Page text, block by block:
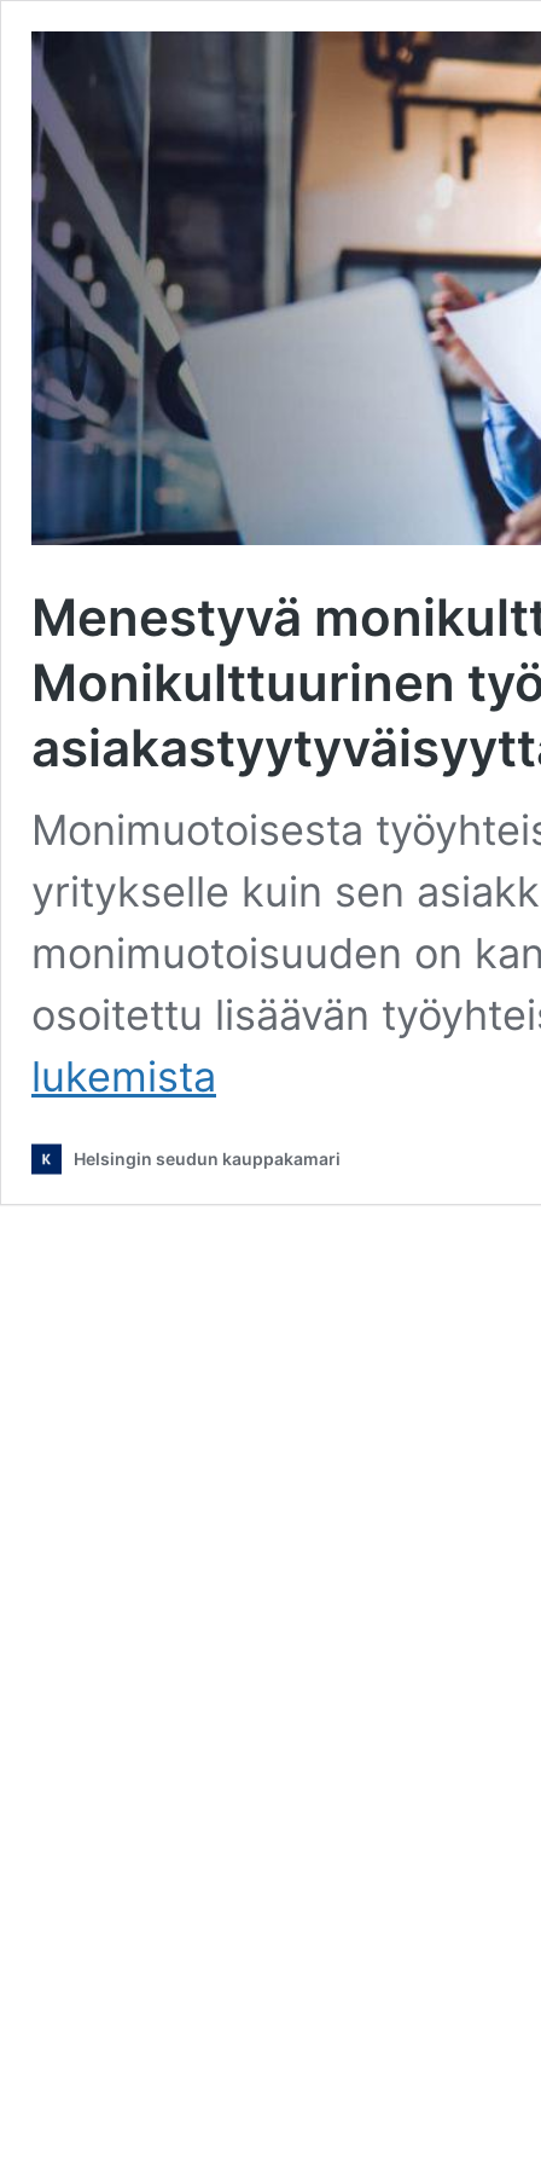
Menestyvä
Monikulttuurinen
Monimuotoisesta
yritykselle kuin sen
monimuotoisuuden on
osoitettu lisäävän
Menestyvä
monikulttuurinen
työyhteisö
asiakastyytyväisyyttä
lukemista
Helsingin seudun kauppakamari